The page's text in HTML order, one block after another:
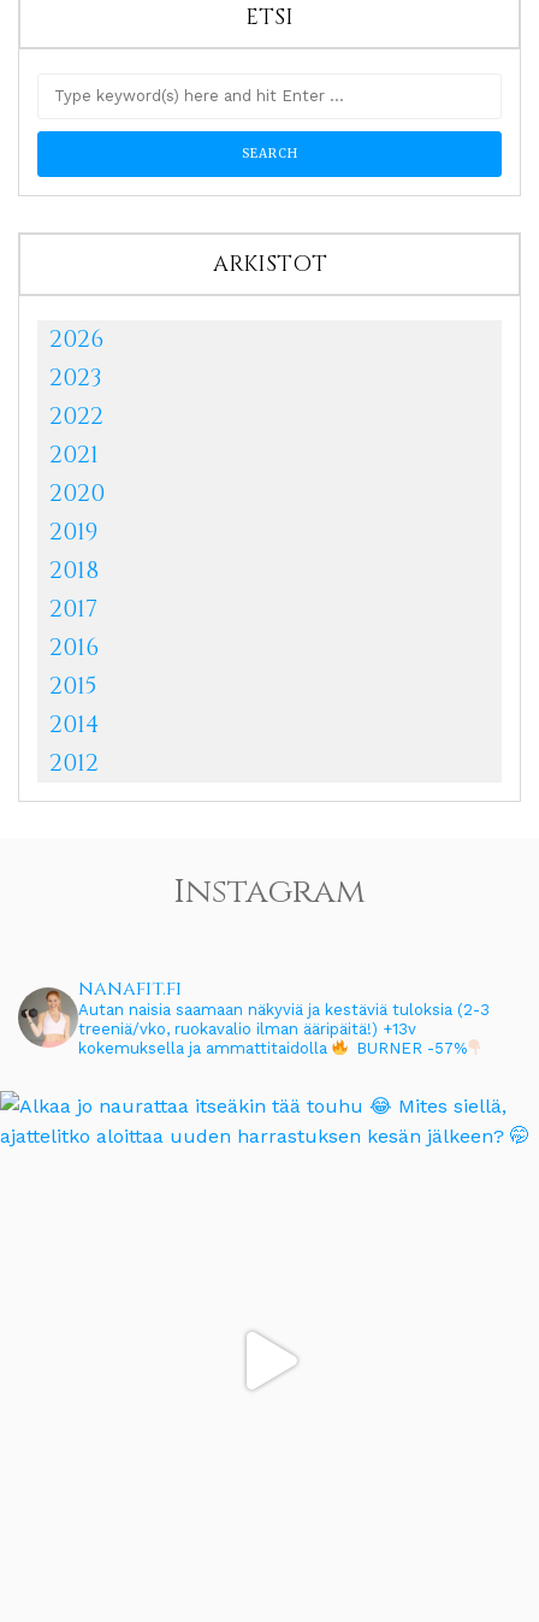
ETSI
ARKISTOT
2026
2023
2022
2021
2020
2019
2018
2017
2016
2015
2014
2012
Instagram
nanafit.fi
Autan naisia saamaan näkyviä ja kestäviä tuloksia (2-3
treeniä/vko, ruokavalio ilman ääripäitä!) +13v
kokemuksella ja ammattitaidolla
BURNER -57%